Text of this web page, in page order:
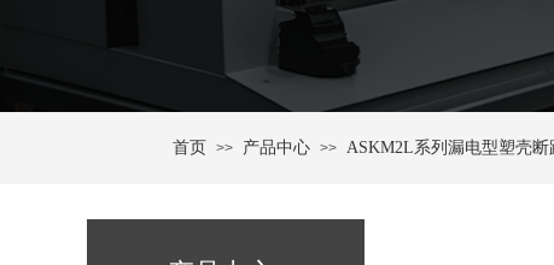
首页 >> 产品中心 >> ASKM2L系列漏电型塑壳断